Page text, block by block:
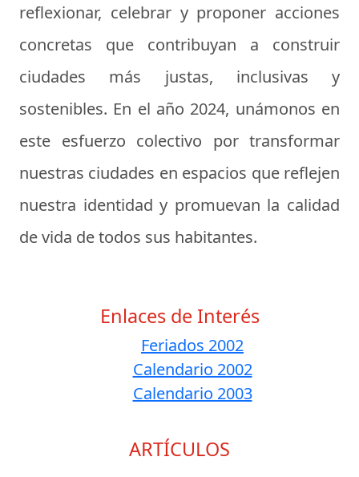
reflexionar, celebrar y proponer acciones
concretas que contribuyan a construir
ciudades más justas, inclusivas y
sostenibles. En el año 2024, unámonos en
este esfuerzo colectivo por transformar
nuestras ciudades en espacios que reflejen
nuestra identidad y promuevan la calidad
de vida de todos sus habitantes.
Enlaces de Interés
Feriados 2002
Calendario 2002
Calendario 2003
ARTÍCULOS